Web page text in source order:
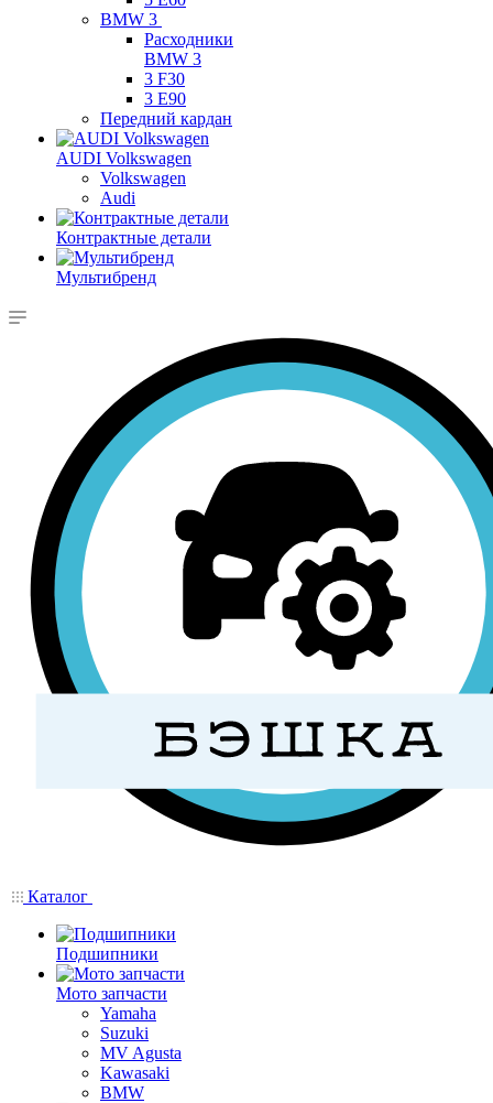
BMW 3
Расходники
BMW 3
3 F30
3 E90
Передний кардан
AUDI Volkswagen
Volkswagen
Audi
Контрактные детали
Мультибренд
Каталог
Подшипники
Мото запчасти
Yamaha
Suzuki
MV Agusta
Kawasaki
BMW